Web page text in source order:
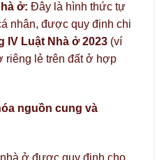
ở: Đây là hình thức tự
nhân, được quy định chi
IV Luật Nhà ở 2023(ví
riêng lẻ trên đất ở hợp
nguồn cung và
ở được quy định cho